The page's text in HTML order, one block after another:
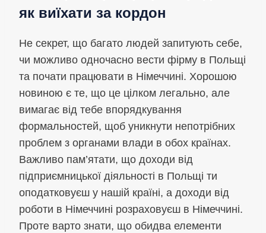
як виїхати за кордон
Не секрет, що багато людей запитують себе,
чи можливо одночасно вести фірму в Польщі
та почати працювати в Німеччині. Хорошою
новиною є те, що це цілком легально, але
вимагає від тебе впорядкування
формальностей, щоб уникнути непотрібних
проблем з органами влади в обох країнах.
Важливо пам’ятати, що доходи від
підприємницької діяльності в Польщі ти
оподатковуєш у нашій країні, а доходи від
роботи в Німеччині розраховуєш в Німеччині.
Проте варто знати, що обидва елементи